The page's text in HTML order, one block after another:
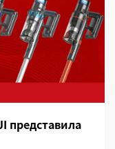
представила